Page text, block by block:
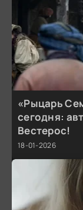
«Рыцарь
сегодня:
Вестерос!
18-01-2026